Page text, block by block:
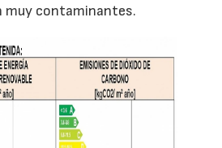
muy contaminantes.